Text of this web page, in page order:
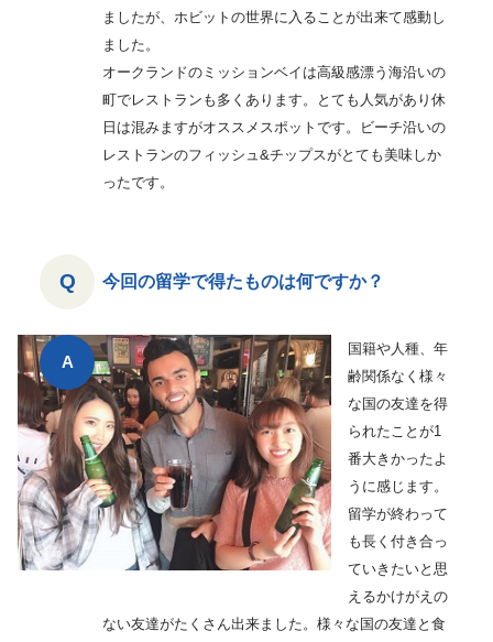
ましたが、ホビットの世界に入ることが出来て感動し
ました。
オークランドのミッションベイは高級感漂う海沿いの
町でレストランも多くあります。とても人気があり休
日は混みますがオススメスポットです。ビーチ沿いの
レストランのフィッシュ&チップスがとても美味しか
ったです。
今回の留学で得たものは何ですか？
国籍や人種、年
齢関係なく様々
な国の友達を得
られたことが1
番大きかったよ
うに感じます。
留学が終わって
も長く付き合っ
ていきたいと思
えるかけがえの
ない友達がたくさん出来ました。様々な国の友達と食